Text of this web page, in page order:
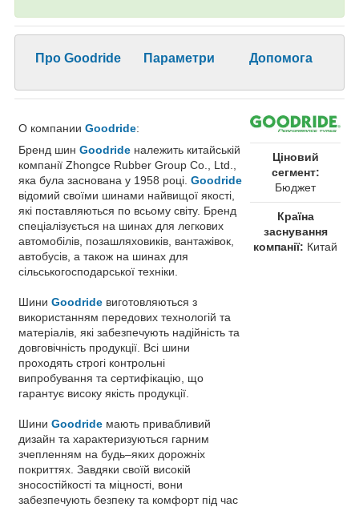
Про Goodride Параметри Допомога
О компании Goodride:
Бренд шин Goodride належить китайській
компанії Zhongce Rubber Group Co., Ltd.,
яка була заснована у 1958 році. Goodride
відомий своїми шинами найвищої якості,
які поставляються по всьому світу. Бренд
спеціалізується на шинах для легкових
автомобілів, позашляховиків, вантажівок,
автобусів, а також на шинах для
сільськогосподарської техніки.
Шини Goodride виготовляються з
використанням передових технологій та
матеріалів, які забезпечують надійність та
довговічність продукції. Всі шини
проходять строгі контрольні
випробування та сертифікацію, що
гарантує високу якість продукції.
Шини Goodride мають привабливий
дизайн та характеризуються гарним
зчепленням на будь–яких дорожніх
покриттях. Завдяки своїй високій
зносостійкості та міцності, вони
забезпечують безпеку та комфорт під час
Ціновий
сегмент:
Бюджет
Країна
заснування
компанії: Китай